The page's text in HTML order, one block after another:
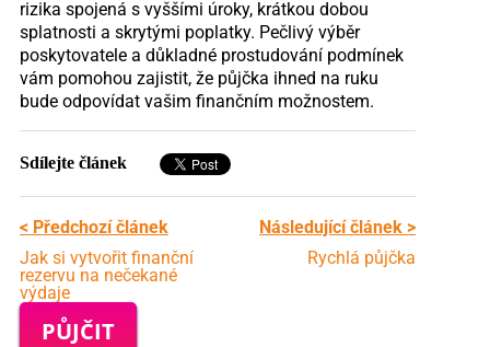
rizika spojená s vyššími úroky, krátkou dobou
splatnosti a skrytými poplatky. Pečlivý výběr
poskytovatele a důkladné prostudování podmínek
vám pomohou zajistit, že půjčka ihned na ruku
bude odpovídat vašim finančním možnostem.
Sdílejte článek
< Předchozí článek
Jak si vytvořit finanční
rezervu na nečekané
výdaje
Následující článek >
Rychlá půjčka
PŮJČIT